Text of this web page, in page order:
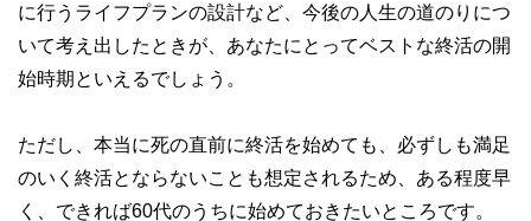
に行うライフプランの設計など、今後の人生の道のりにつ
いて考え出したときが、あなたにとってベストな終活の開
始時期といえるでしょう。
ただし、本当に死の直前に終活を始めても、必ずしも満足
のいく終活とならないことも想定されるため、ある程度早
く、できれば60代のうちに始めておきたいところです。